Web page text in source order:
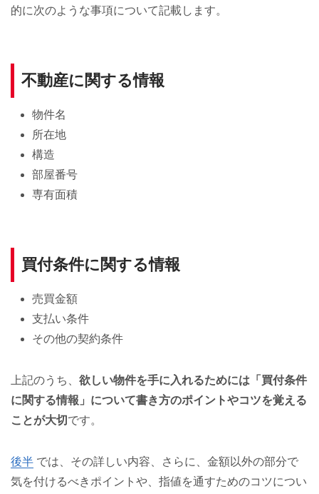
的に次のような事項について記載します。
不動産に関する情報
物件名
所在地
構造
部屋番号
専有面積
買付条件に関する情報
売買金額
支払い条件
その他の契約条件
上記のうち、 欲しい物件を手に入れるためには「買付条件
に関する情報」について書き方のポイントやコツを覚える
ことが大切 です。
後半 では、その詳しい内容、さらに、金額以外の部分で
気を付けるべきポイントや、指値を通すためのコツについ